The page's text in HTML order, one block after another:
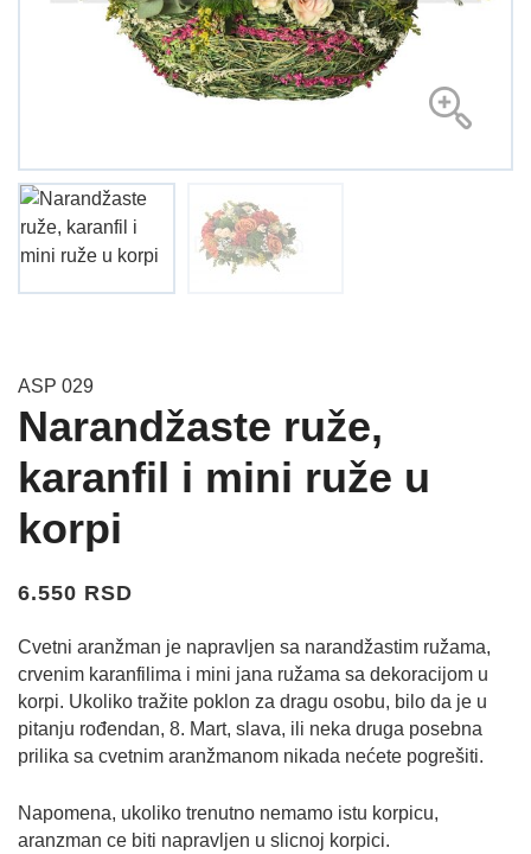
ASP 029
Narandžaste ruže,
karanfil i mini ruže u
korpi
6.550 RSD
Cvetni aranžman je napravljen sa narandžastim ružama,
crvenim karanfilima i mini jana ružama sa dekoracijom u
korpi. Ukoliko tražite poklon za dragu osobu, bilo da je u
pitanju rođendan, 8. Mart, slava, ili neka druga posebna
prilika sa cvetnim aranžmanom nikada nećete pogrešiti.
Napomena, ukoliko trenutno nemamo istu korpicu,
aranzman ce biti napravljen u slicnoj korpici.